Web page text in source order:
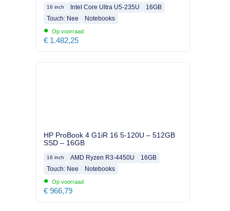
16 inch Intel Core Ultra U5-235U
16GB
Touch: Nee
Notebooks
• Op voorraad
€ 1.482,25
HP ProBook 4 G1iR 16 5-120U – 512GB
SSD – 16GB
16 inch AMD Ryzen R3-4450U
16GB
Touch: Nee
Notebooks
• Op voorraad
€ 966,79